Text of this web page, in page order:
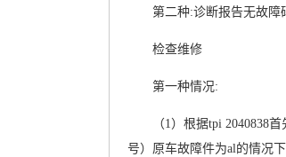
第二种:诊断报告无故障
检查维修
第一种情况:
（1）根据tpi 2040838
号）原车故障件为al的情况